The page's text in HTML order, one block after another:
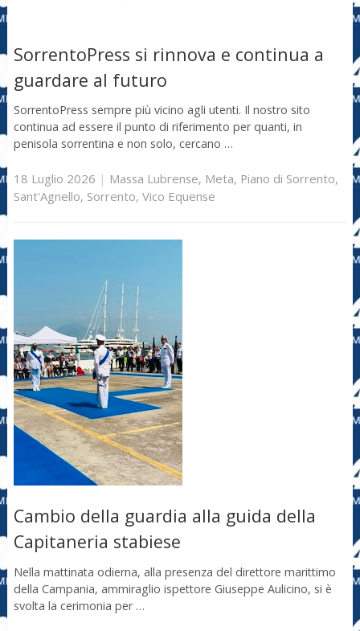
SorrentoPress si rinnova e continua a
guardare al futuro
SorrentoPress sempre più vicino agli utenti. Il nostro sito
continua ad essere il punto di riferimento per quanti, in
penisola sorrentina e non solo, cercano …
18 Luglio 2026 | Massa Lubrense, Meta, Piano di Sorrento,
Sant'Agnello, Sorrento, Vico Equense
Cambio della guardia alla guida della
Capitaneria stabiese
Nella mattinata odierna, alla presenza del direttore marittimo
della Campania, ammiraglio ispettore Giuseppe Aulicino, si è
svolta la cerimonia per …